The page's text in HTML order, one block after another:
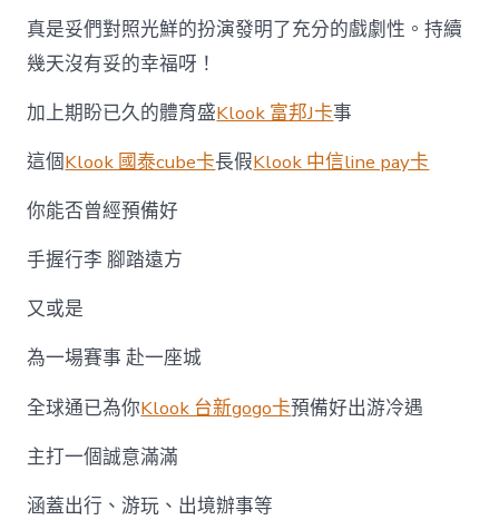
球
|
秋
真是妥們對照光鮮的扮演發明了充分的戲劇性。持續
幾天沒有妥的幸福呀！
加上期盼已久的體育盛Klook 富邦J卡事
這個Klook 國泰cube卡長假Klook 中信line pay卡
你能否曾經預備好
手握行李 腳踏遠方
又或是
為一場賽事 赴一座城
全球通已為你Klook 台新gogo卡預備好出游冷遇
主打一個誠意滿滿
涵蓋出行、游玩、出境辦事等